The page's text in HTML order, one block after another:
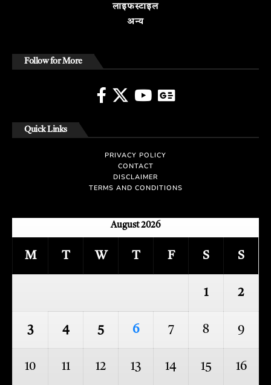
लाइफस्टाइल
अन्य
Follow for More
Quick Links
PRIVACY POLICY
CONTACT
DISCLAIMER
TERMS AND CONDITIONS
August 2026
M T W T F S S
1 2
3 4 5 6 7 8 9
10 11 12 13 14 15 16